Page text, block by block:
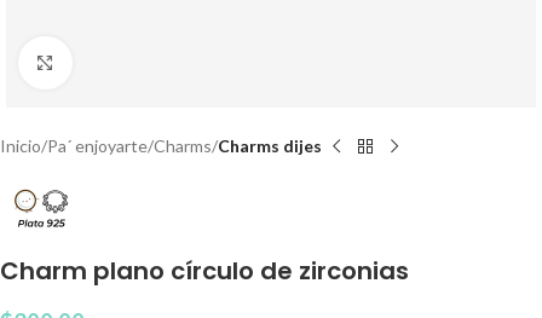
Inicio Pa´ enjoyarte Charms Charms dijes
Charm plano círculo de zirconias